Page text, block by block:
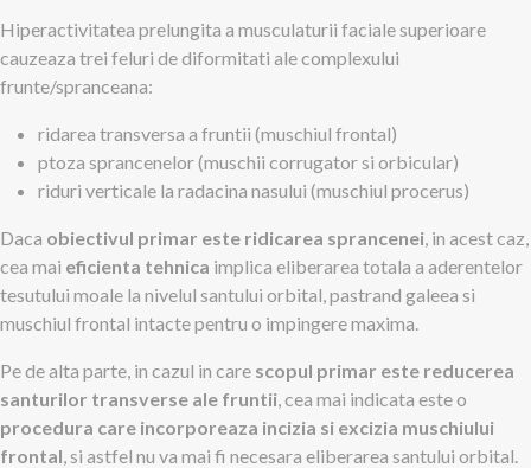
Hiperactivitatea prelungita a musculaturii faciale superioare
cauzeaza trei feluri de diformitati ale complexului
frunte/spranceana:
ridarea transversa a fruntii (muschiul frontal)
ptoza sprancenelor (muschii corrugator si orbicular)
riduri verticale la radacina nasului (muschiul procerus)
Daca obiectivul primar este ridicarea sprancenei, in acest caz,
cea mai eficienta tehnica implica eliberarea totala a aderentelor
tesutului moale la nivelul santului orbital, pastrand galeea si
muschiul frontal intacte pentru o impingere maxima.
Pe de alta parte, in cazul in care scopul primar este reducerea
santurilor transverse ale fruntii, cea mai indicata este o
procedura care incorporeaza incizia si excizia muschiului
frontal, si astfel nu va mai fi necesara eliberarea santului orbital.